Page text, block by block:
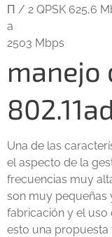
Π / 2 QPSK 625,6
a
2503 Mbps
manejo
802.11ad
Una de las
el aspecto de la
frecuencias muy
son muy pequeñas
fabricación y el uso
esto una propuesta